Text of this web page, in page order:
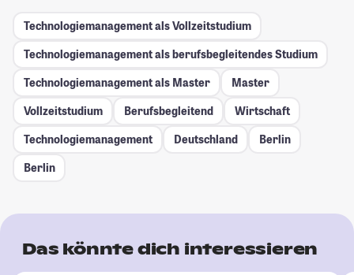
Technologiemanagement als Vollzeitstudium
Technologiemanagement als berufsbegleitendes Studium
Technologiemanagement als Master
Master
Vollzeitstudium
Berufsbegleitend
Wirtschaft
Technologiemanagement
Deutschland
Berlin
Berlin
Das könnte dich interessieren